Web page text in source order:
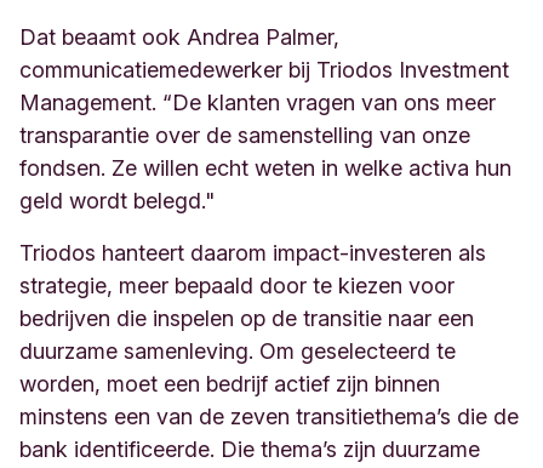
Dat beaamt ook Andrea Palmer,
communicatiemedewerker bij Triodos Investment
Management. “De klanten vragen van ons meer
transparantie over de samenstelling van onze
fondsen. Ze willen echt weten in welke activa hun
geld wordt belegd."
Triodos hanteert daarom impact-investeren als
strategie, meer bepaald door te kiezen voor
bedrijven die inspelen op de transitie naar een
duurzame samenleving. Om geselecteerd te
worden, moet een bedrijf actief zijn binnen
minstens een van de zeven transitiethema’s die de
bank identificeerde. Die thema’s zijn duurzame